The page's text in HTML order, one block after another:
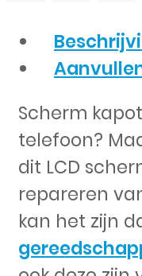
Scherm
telefoon?
dit LCD
repareren
kan het zijn